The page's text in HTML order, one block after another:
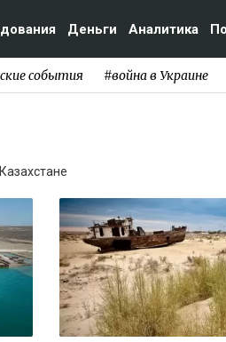
Деньги Аналитика
события #война в Украине